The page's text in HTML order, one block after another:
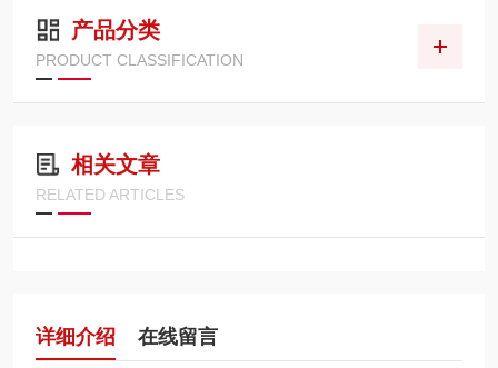
产品分类
PRODUCT CLASSIFICATION
相关文章
RELATED ARTICLES
详细介绍 在线留言